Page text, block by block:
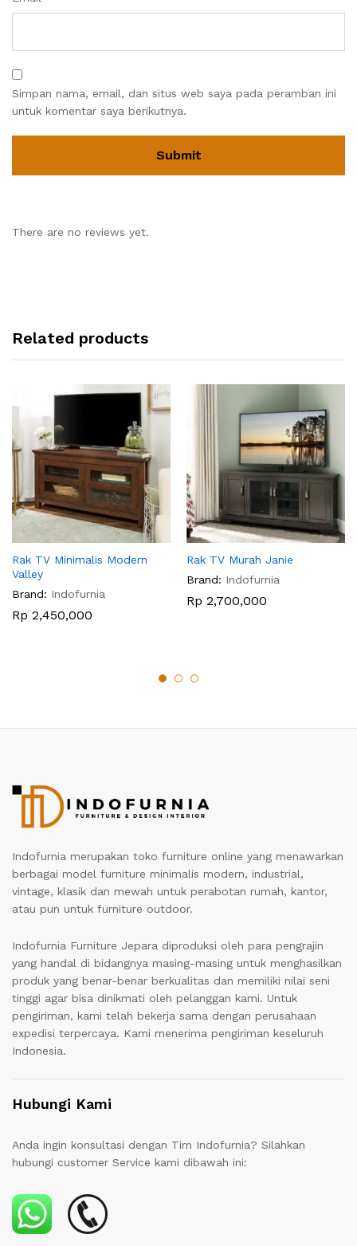
Simpan nama, email, dan situs web saya pada peramban ini
untuk komentar saya berikutnya.
There are no reviews yet.
Related products
Rak TV Minimalis Modern
Valley
Brand: Indofurnia
Rp 2,450,000
Rak TV Murah Janie
Brand: Indofurnia
Rp 2,700,000
Indofurnia merupakan toko furniture online yang menawarkan
berbagai model furniture minimalis modern, industrial,
vintage, klasik dan mewah untuk perabotan rumah, kantor,
atau pun untuk furniture outdoor.
Indofurnia Furniture Jepara diproduksi oleh para pengrajin
yang handal di bidangnya masing-masing untuk menghasilkan
produk yang benar-benar berkualitas dan memiliki nilai seni
tinggi agar bisa dinikmati oleh pelanggan kami. Untuk
pengiriman, kami telah bekerja sama dengan perusahaan
expedisi terpercaya. Kami menerima pengiriman keseluruh
Indonesia.
Hubungi Kami
Anda ingin konsultasi dengan Tim Indofurnia? Silahkan
hubungi customer Service kami dibawah ini: